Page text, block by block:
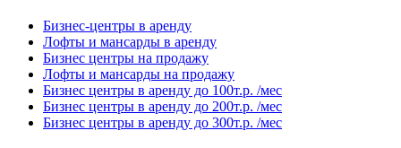
Бизнес-центры в аренду
Лофты и мансарды в аренду
Бизнес центры на продажу
Лофты и мансарды на продажу
Бизнес центры в аренду до 100т.р. /мес
Бизнес центры в аренду до 200т.р. /мес
Бизнес центры в аренду до 300т.р. /мес